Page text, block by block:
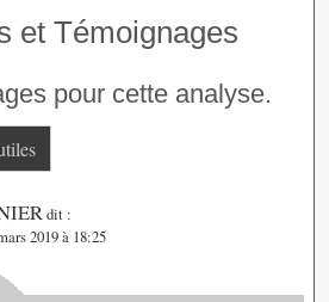
et Témoignages
pour cette analyse.
dit :
2019 à 18:25